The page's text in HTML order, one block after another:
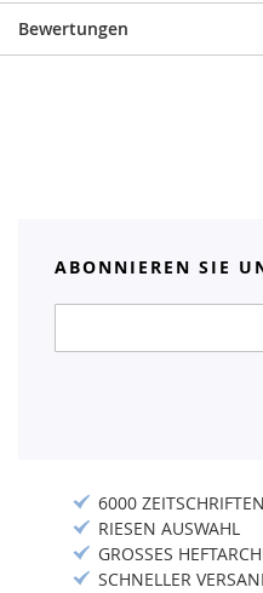
Bewertungen
ABONNIEREN SIE
Newsletter:
6000 ZEITSCHRIFTEN
RIESEN AUSWAHL
GROSSES
SCHNELLER